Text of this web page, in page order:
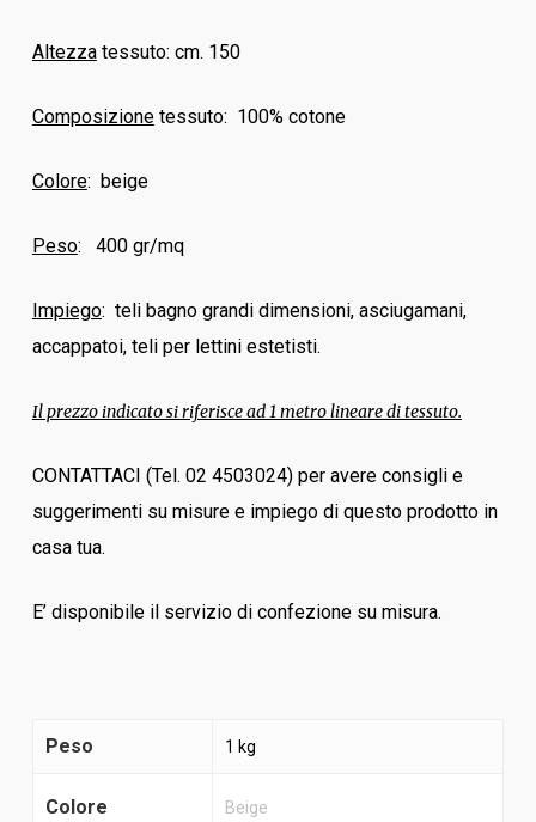
Altezzatessuto: cm. 150
Composizionetessuto: 100% cotone
Colore: beige
Peso: 400 gr/mq
Impiego: teli bagno grandi dimensioni, asciugamani,
accappatoi, teli per lettini estetisti.
Il prezzo indicato si riferisce ad 1 metro lineare di tessuto.
CONTATTACI (Tel. 02 4503024) per avere consigli e
suggerimenti su misure e impiego di questo prodotto in
casa tua.
E’ disponibile il servizio di confezione su misura.
Peso 1 kg
Colore Beige